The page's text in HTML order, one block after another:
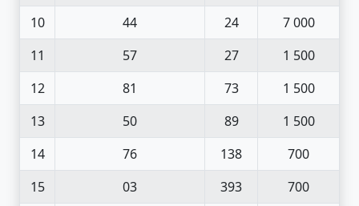
10
44 24
7 000
11
57 27
1 500
12
81 73
1 500
13
50 89
1 500
14
76 138
700
15
03 393
700